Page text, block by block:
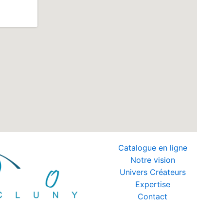
Catalogue en ligne
Notre vision
Univers Créateurs
Expertise
Contact